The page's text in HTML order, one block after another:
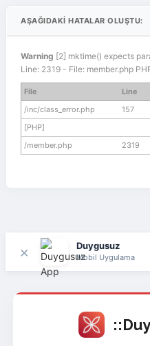
AŞAĞIDAKI HATALAR OLUŞTU:
Warning [2] mktime() expects
Line: 2319 - File: member.php
File Line
/inc/class_error.php
157
[PHP]
/member.php
2319
× Duygusuz
Mobil Uygulama